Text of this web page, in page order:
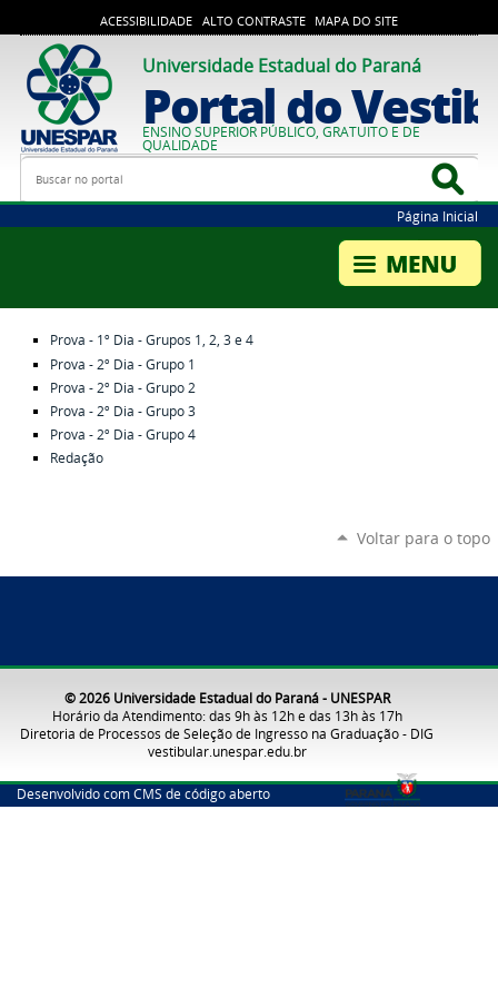
ACESSIBILIDADE ALTO CONTRASTE MAPA DO SITE
Universidade Estadual do Paraná
Portal do
ENSINO SUPERIOR PÚBLICO, GRATUITO E DE
QUALIDADE
Busca
Página Inicial
Prova - 1º Dia - Grupos 1, 2, 3 e 4
Prova - 2º Dia - Grupo 1
Prova - 2º Dia - Grupo 2
Prova - 2º Dia - Grupo 3
Prova - 2º Dia - Grupo 4
Redação
Voltar para o topo
© 2026 Universidade Estadual do Paraná - UNESPAR
Horário da Atendimento: das 9h às 12h e das 13h às 17h
Diretoria de Processos de Seleção de Ingresso na Graduação - DIG
vestibular.unespar.edu.br
Desenvolvido com CMS de código aberto